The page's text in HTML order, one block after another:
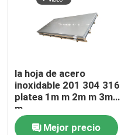
la hoja de acero
inoxidable 201 304 316
platea 1m m 2m m 3m
m
Mejor precio